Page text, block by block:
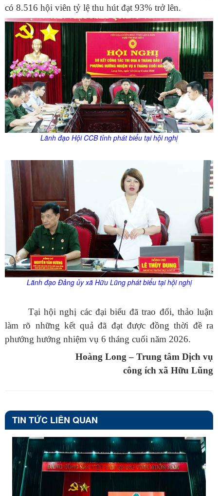
có 8.516 hội viên tỷ lệ thu hút đạt 93% trở lên.
Lãnh đạo Hội CCB tỉnh phát biểu tại hội nghị
Lãnh đạo Đảng ủyxã Hữu Lũng phát biểu tại hội nghị
Tại hội nghị các đại biểu đã trao đổi, thảo luận
làm rõ những kết quả đã đạt được đồng thời đề ra
phướng hướng nhiệm vụ 6 tháng cuối năm 2026.
Hoàng Long – Trung tâm Dịch vụ
công ích xã Hữu Lũng
TIN TỨC LIÊN QUAN